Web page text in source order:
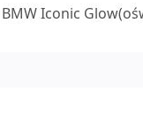
Iconic